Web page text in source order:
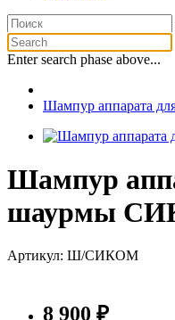
Enter search phase above...
Шампур аппарата
Шампур
шаурмы
Артикул: Ш/СИКОМ
8 900 ₽